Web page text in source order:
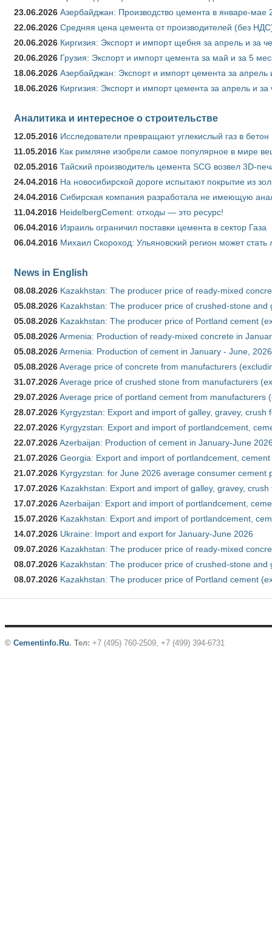
23.06.2026 Азербайджан: Производство цемента в январе-мае
22.06.2026 Средняя цена цемента от производителей (без
20.06.2026 Киргизия: Экспорт и импорт щебня за апрель и за
20.06.2026 Грузия: Экспорт и импорт цемента за май и за 5
18.06.2026 Азербайджан: Экспорт и импорт цемента за
18.06.2026 Киргизия: Экспорт и импорт цемента за апрель и
Аналитика и интересное о строительстве
12.05.2016 Исследователи превращают углекислый газ в бетон
11.05.2016 Как римляне изобрели самое популярное в мире
02.05.2016 Тайский производитель цемента SCG возвел 3D-
24.04.2016 На новосибирской дороге испытают покрытие из
24.04.2016 Сибирская компания разработала не имеющую
11.04.2016 HeidelbergCement: отходы — это ресурс!
06.04.2016 Израиль ограничил поставки цемента в сектор Газа
06.04.2016 Михаил Скороход: Ульяновский регион может
News in English
08.08.2026 Kazakhstan: The producer price of ready-mixed
05.08.2026 Kazakhstan: The producer price of crushed-stone and
05.08.2026 Kazakhstan: The producer price of Portland cement
05.08.2026Armenia: Production of ready-mixed concrete in
05.08.2026Armenia: Production of cement in January - June, 2026
05.08.2026Average price of concrete from manufacturers
31.07.2026Average price of crushed stone from manufacturers
29.07.2026Average price of portland cement from manufacturers
28.07.2026 Kyrgyzstan: Export and import of galley, gravey,
22.07.2026 Kyrgyzstan: Export and import of portlandcement,
22.07.2026Azerbaijan: Production of cement in January-June
21.07.2026 Georgia: Export and import of portlandcement,
21.07.2026 Kyrgyzstan: for June 2026 average consumer cement
17.07.2026 Kazakhstan: Export and import of galley, gravey,
17.07.2026Azerbaijan: Export and import of portlandcement,
15.07.2026 Kazakhstan: Export and import of portlandcement,
14.07.2026 Ukraine: Import and export for January-June 2026
09.07.2026 Kazakhstan: The producer price of ready-mixed
08.07.2026 Kazakhstan: The producer price of crushed-stone and
08.07.2026 Kazakhstan: The producer price of Portland cement
© Cementinfo.Ru. Тел: +7 (495) 760-2509, +7 (499) 394-6731